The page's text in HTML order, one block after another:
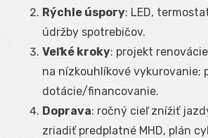
Rýchle úspory: LED,
údržby spotrebičov.
Veľké kroky: projekt
na nízkouhlíkové vykurovanie;
dotácie/financovanie.
Doprava: ročný cieľ znížiť
zriadiť predplatné MHD, plán